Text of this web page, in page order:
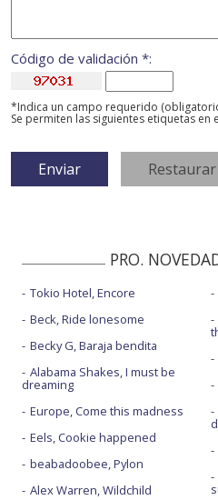
Código de validación *:
*Indica un campo requerido
Se permiten las siguientes etiquetas en
PRO.
Tokio Hotel, Encore
Beck, Ride lonesome
Becky G, Baraja bendita
Alabama Shakes, I must be
dreaming
Europe, Come this madness
Eels, Cookie happened
beabadoobee, Pylon
Alex Warren, Wildchild